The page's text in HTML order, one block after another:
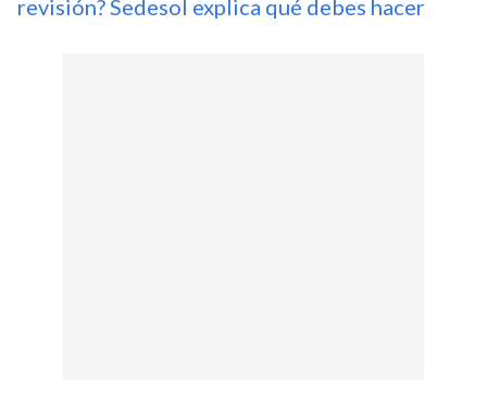
revisión? Sedesol explica qué debes hacer